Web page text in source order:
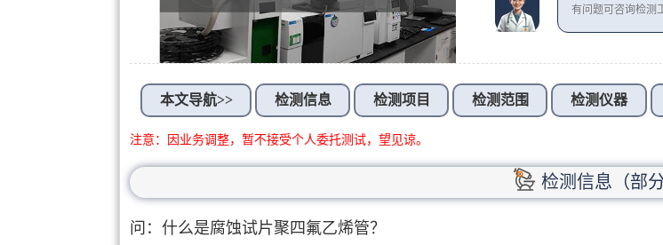
有问题可咨询检测
本文导航>> 检测信息 检测项目 检测范围 检测仪器
注意：因业务调整，暂不接受个人委托测试，望见谅。
检测信息（部分
问：什么是腐蚀试片聚四氟乙烯管？